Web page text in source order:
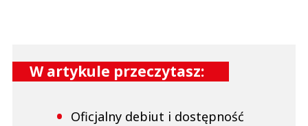
W artykule przeczytasz:
Oficjalny debiut i dostępność